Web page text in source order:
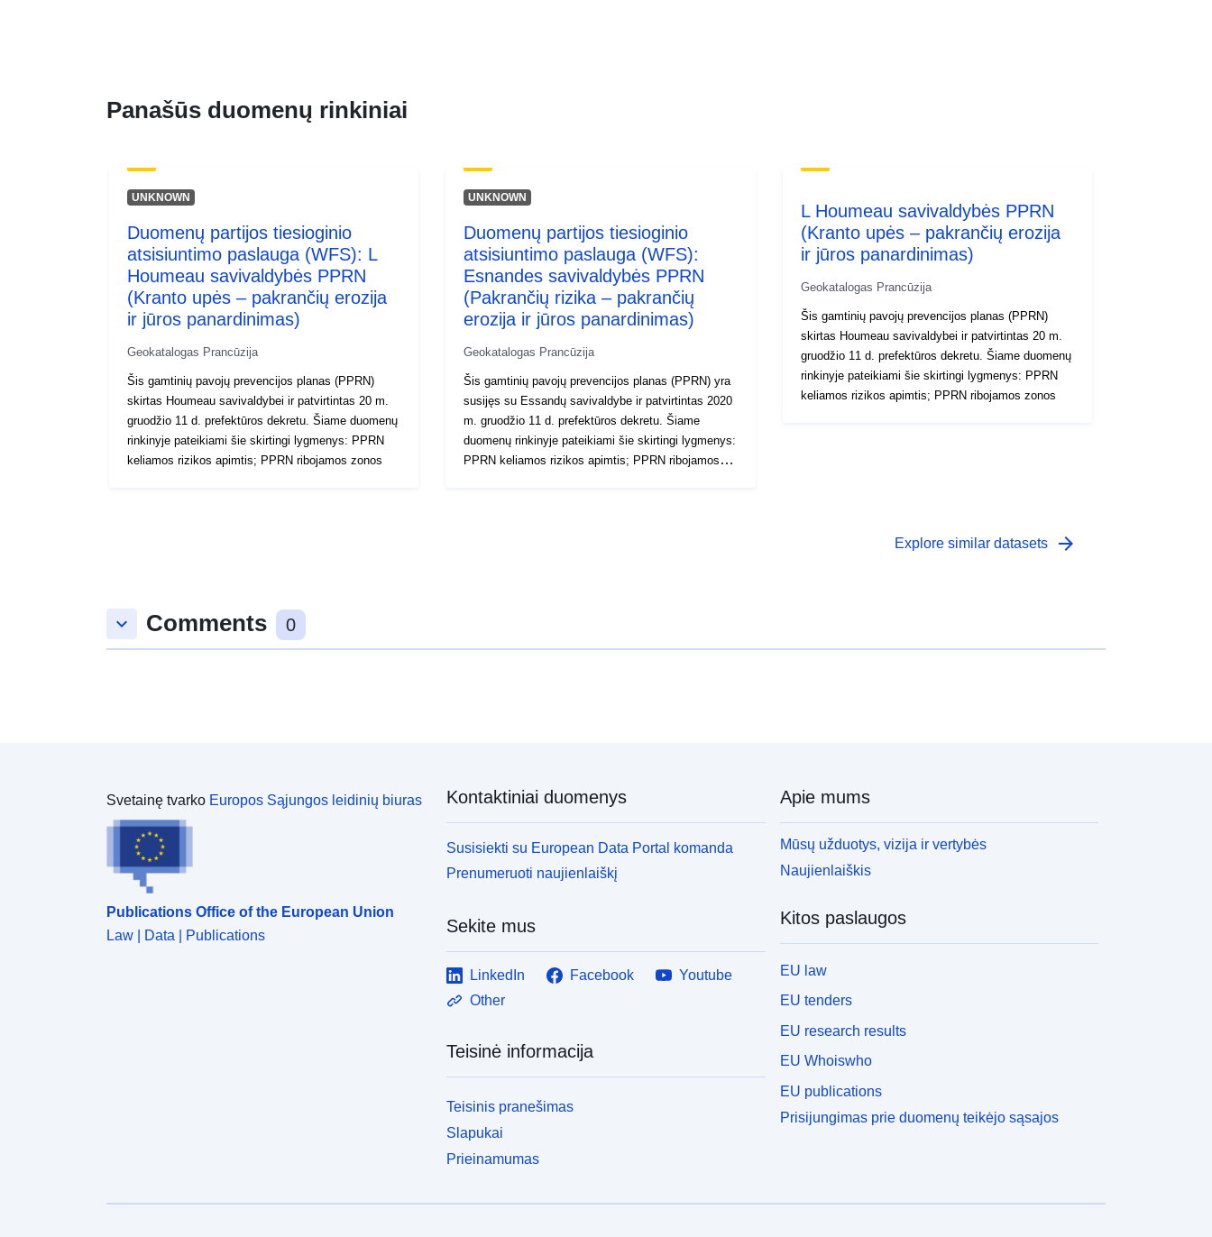
Panašūs duomenų rinkiniai
UNKNOWN
Duomenų partijos tiesioginio
atsisiuntimo paslauga (WFS): L
Houmeau savivaldybės PPRN
(Kranto upės – pakrančių erozija
ir jūros panardinimas)
Geokatalogas Prancūzija
Šis gamtinių pavojų prevencijos planas (PPRN)
skirtas Houmeau savivaldybei ir patvirtintas 20 m.
gruodžio 11 d. prefektūros dekretu. Šiame duomenų
rinkinyje pateikiami šie skirtingi lygmenys: PPRN
keliamos rizikos apimtis; PPRN ribojamos zonos
UNKNOWN
Duomenų partijos tiesioginio
atsisiuntimo paslauga (WFS):
Esnandes savivaldybės PPRN
(Pakrančių rizika – pakrančių
erozija ir jūros panardinimas)
Geokatalogas Prancūzija
Šis gamtinių pavojų prevencijos planas (PPRN) yra
susijęs su Essandų savivaldybe ir patvirtintas 2020
m. gruodžio 11 d. prefektūros dekretu. Šiame
duomenų rinkinyje pateikiami šie skirtingi lygmenys:
PPRN keliamos rizikos apimtis; PPRN ribojamos
L Houmeau savivaldybės PPRN
(Kranto upės – pakrančių erozija
ir jūros panardinimas)
Geokatalogas Prancūzija
Šis gamtinių pavojų prevencijos planas (PPRN)
skirtas Houmeau savivaldybei ir patvirtintas 20 m.
gruodžio 11 d. prefektūros dekretu. Šiame duomenų
rinkinyje pateikiami šie skirtingi lygmenys: PPRN
keliamos rizikos apimtis; PPRN ribojamos zonos
Explore similar datasets arrow_forward
keyboard_arrow_down Comments 0
Svetainę tvarko Europos Sąjungos leidinių biuras
Publications Office of the European Union
Law | Data | Publications
Kontaktiniai duomenys
Susisiekti su European Data Portal komanda
Prenumeruoti naujienlaiškį
Sekite mus
LinkedIn Facebook
Youtube
Other
Teisinė informacija
Teisinis pranešimas
Slapukai
Prieinamumas
Apie mums
Mūsų užduotys, vizija ir vertybės
Naujienlaiškis
Kitos paslaugos
EU law
EU tenders
EU research results
EU Whoiswho
EU publications
Prisijungimas prie duomenų teikėjo sąsajos